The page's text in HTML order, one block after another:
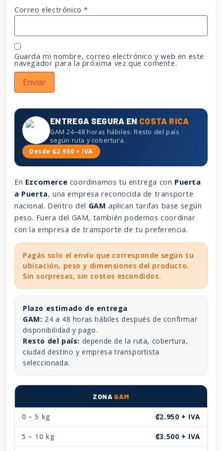
Correo electrónico*
Guarda mi nombre, correo electrónico y web en este
navegador para la próxima vez que comente.
ENTREGA SEGURA EN COSTA RICA
GAM 24–48 horas hábiles. Resto del país
según ruta y cobertura.
Desde ₡2.950 + IVA
En Ezcomerce coordinamos tu entrega con Puerta
a Puerta, una empresa reconocida de transporte
nacional. Dentro del GAM aplican tarifas base según
peso. Fuera del GAM, también podemos coordinar
con la empresa de transporte de tu preferencia.
Pagás solo el envío que corresponde según tu
ubicación, peso y dimensiones del producto.
Sin sorpresas, sin costos escondidos.
Plazo estimado de entrega
GAM: 24 a 48 horas hábiles después de confirmar
disponibilidad y pago.
Resto del país: depende de la ruta, cobertura,
ciudad destino y empresa transportista
seleccionada.
ZONA GAM
0 – 5 kg ₡2.950 + IVA
5 – 10 kg ₡3.500 + IVA